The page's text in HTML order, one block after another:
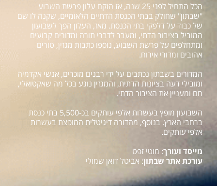
הכל התחיל לפני 25 שנה, אז הוקם עלון פרשת השבוע
"שבתון" שחולק בבתי הכנסת הדתיים הלאומיים, שקנה לו שם
של כבוד על דלפקי בתי הכנסת. מאז, העלון הפך לשבועון
המוביל בציבור הדתי, ומעבר לדברי תורה ומדורים קבועים
ומתחלפים על פרשת השבוע, נוספו כתבות מגזין, טורים
אהובים ומדורי אירוח.
המדורים בשבתון נכתבים על ידי רבנים מוכרים, אנשי אקדמיה
ומובילי דעה בציונות הדתית, והמגזין נוגע בכל מה שאקטואלי,
חם ומעניין את הציבור הדתי.
השבועון מופץ בעשרות אלפי עותקים בכ-5,500 בתי כנסת
ברחבי הארץ. בנוסף, מהדורה דיגיטלית המופצת בעשרות
אלפי עותקים.
מייסד ועורך: מוטי זפט
עורכת אתר שבתון: אביטל דואן שמולי